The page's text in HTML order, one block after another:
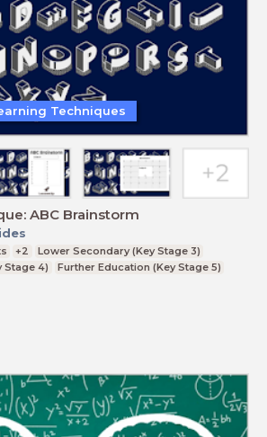
Learning Technique: ABC Brainstorm
+2
Lower Secondary (Key Stage 3)
Stage 4)
Further Education (Key Stage 5)
Techniques